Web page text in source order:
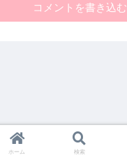
コメントを書き込む
ホーム 検索